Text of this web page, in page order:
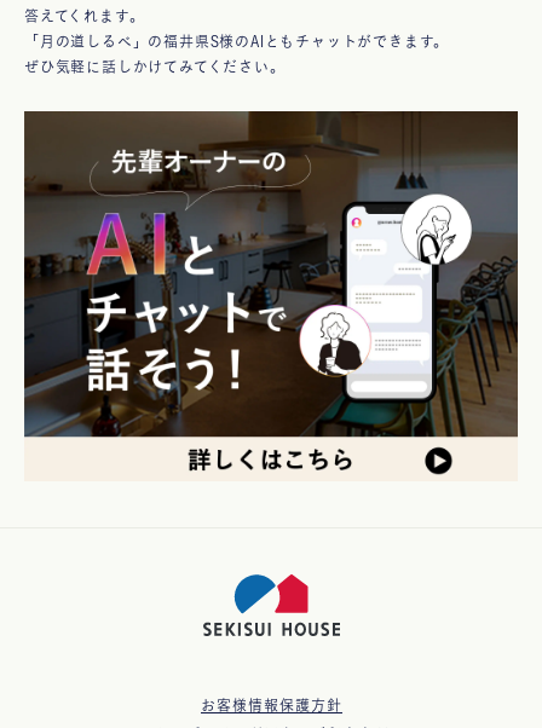
答えてくれます。
「月の道しるべ」の福井県S様のAIともチャットができます。
ぜひ気軽に話しかけてみてください。
お客様情報保護方針